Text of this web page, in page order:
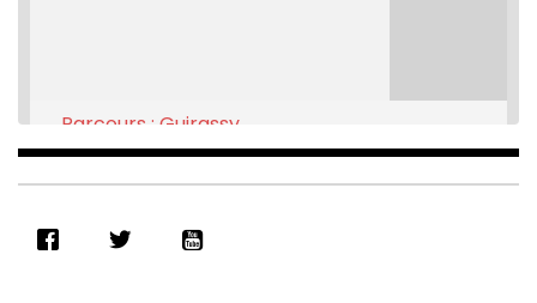
RSS FEED
Parcours : Guirassy
Feb 16, 2021 • 28:08